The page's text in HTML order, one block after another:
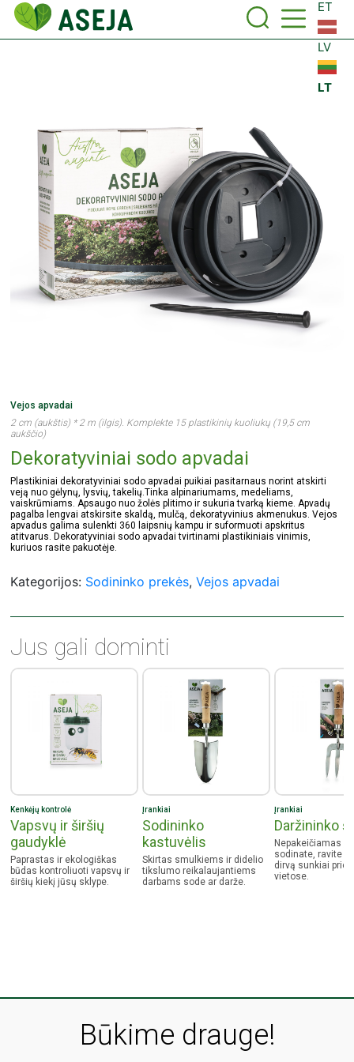
ET
LV
LT
Vejos apvadai
2 cm (aukštis) * 2 m (ilgis). Komplekte 15 plastikinių kuoliukų (19,5 cm
aukščio)
Dekoratyviniai sodo apvadai
Plastikiniai dekoratyviniai sodo apvadai puikiai pasitarnaus norint atskirti
veją nuo gėlynų, lysvių, takelių.Tinka alpinariumams, medeliams,
vaiskrūmiams. Apsaugo nuo žolės plitimo ir sukuria tvarką kieme. Apvadų
pagalba lengvai atskirsite skaldą, mulčą, dekoratyvinius akmenukus. Vejos
apvadus galima sulenkti 360 laipsnių kampu ir suformuoti apskritus
atitvarus. Dekoratyviniai sodo apvadai tvirtinami plastikiniais vinimis,
kuriuos rasite pakuotėje.
Kategorijos: Sodininko prekės,Vejos apvadai
Jus gali dominti
Kenkėjų kontrolė
Vapsvų ir širšių
gaudyklė
Paprastas ir ekologiškas
būdas kontroliuoti vapsvų ir
širšių kiekį jūsų sklype.
Įrankiai
Sodininko
kastuvėlis
Skirtas smulkiems ir didelio
tikslumo reikalaujantiems
darbams sode ar darže.
Įrankiai
Daržininko
Nepakeičiamas
sodinate, ravite
dirvą sunkiai
vietose.
Būkime drauge!